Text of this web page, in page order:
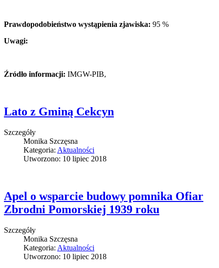
Prawdopodobieństwo wystąpienia zjawiska: 95 %
Uwagi:
Źródło informacji: IMGW-PIB,
Lato z Gminą Cekcyn
Szczegóły
Monika Szczęsna
Kategoria: Aktualności
Utworzono: 10 lipiec 2018
Apel o wsparcie budowy pomnika Ofiar
Zbrodni Pomorskiej 1939 roku
Szczegóły
Monika Szczęsna
Kategoria: Aktualności
Utworzono: 10 lipiec 2018